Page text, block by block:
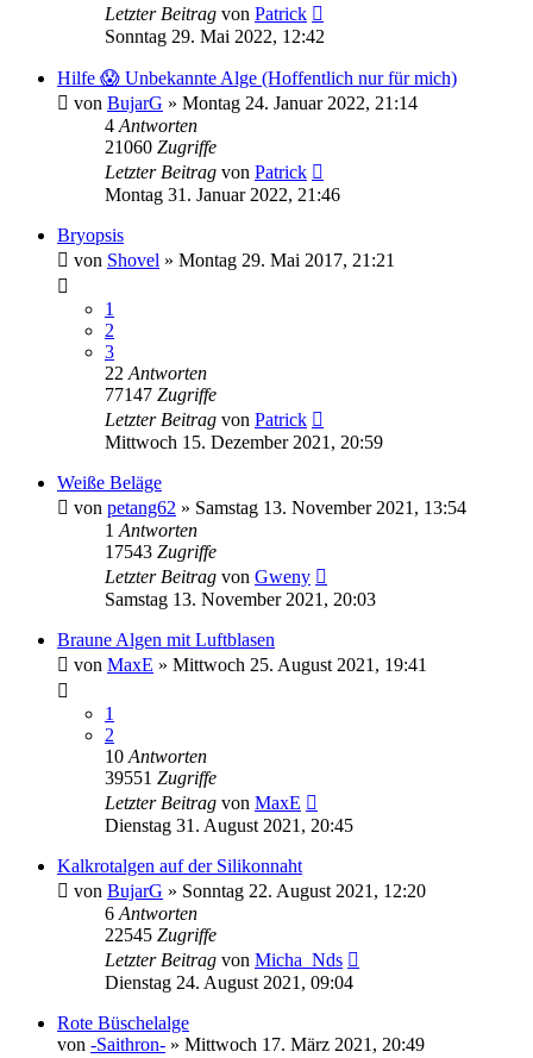
Letzter Beitrag von Patrick
Sonntag 29. Mai 2022, 12:42
Hilfe 😱 Unbekannte Alge (Hoffentlich nur für mich)
von BujarG » Montag 24. Januar 2022, 21:14
4 Antworten
21060 Zugriffe
Letzter Beitrag von Patrick
Montag 31. Januar 2022, 21:46
Bryopsis
von Shovel » Montag 29. Mai 2017, 21:21
1
2
3
22 Antworten
77147 Zugriffe
Letzter Beitrag von Patrick
Mittwoch 15. Dezember 2021, 20:59
Weiße Beläge
von petang62 » Samstag 13. November 2021, 13:54
1 Antworten
17543 Zugriffe
Letzter Beitrag von Gweny
Samstag 13. November 2021, 20:03
Braune Algen mit Luftblasen
von MaxE » Mittwoch 25. August 2021, 19:41
1
2
10 Antworten
39551 Zugriffe
Letzter Beitrag von MaxE
Dienstag 31. August 2021, 20:45
Kalkrotalgen auf der Silikonnaht
von BujarG » Sonntag 22. August 2021, 12:20
6 Antworten
22545 Zugriffe
Letzter Beitrag von Micha_Nds
Dienstag 24. August 2021, 09:04
Rote Büschelalge
von -Saithron- » Mittwoch 17. März 2021, 20:49